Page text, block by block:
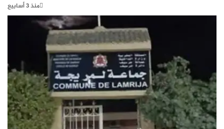
منذ 3 أسابيع